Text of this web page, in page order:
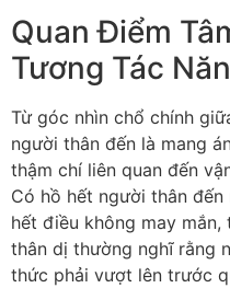
Quan Điểm
Tương Tác
Từ góc nhìn chổ chính
người thân đến là mang
thậm chí liên quan đến
Có hồ hết người thân
hết điều không may
thân dị thường nghĩ rằng
thức phải vượt lên trước